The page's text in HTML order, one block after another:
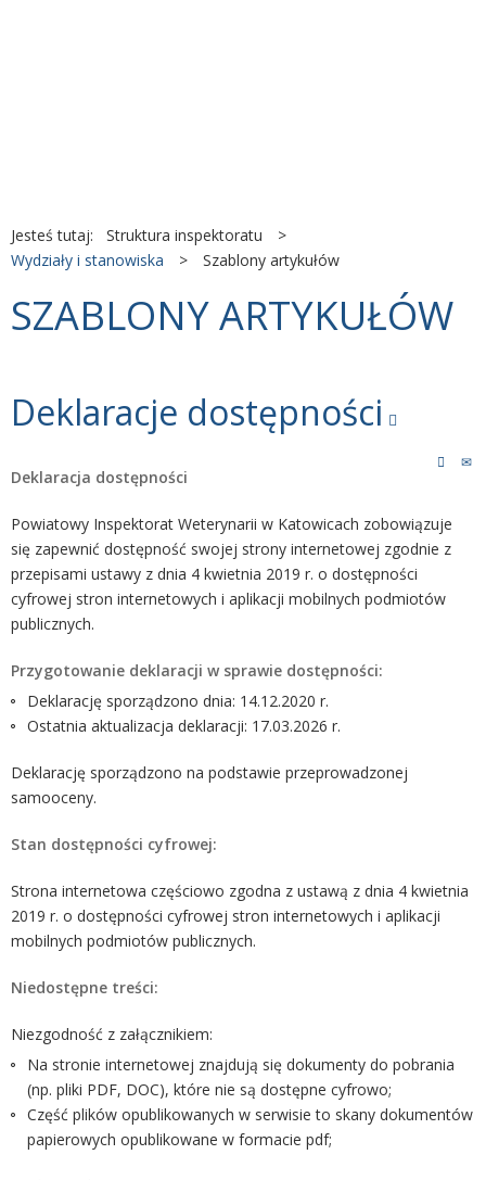
Jesteś tutaj: Struktura inspektoratu
>
Wydziały i stanowiska
> Szablony artykułów
SZABLONY ARTYKUŁÓW
Deklaracje dostępności
Deklaracja dostępności
Powiatowy Inspektorat Weterynarii w Katowicach zobowiązuje
się zapewnić dostępność swojej strony internetowej zgodnie z
przepisami ustawy z dnia 4 kwietnia 2019 r. o dostępności
cyfrowej stron internetowych i aplikacji mobilnych podmiotów
publicznych.
Przygotowanie deklaracji w sprawie dostępności:
Deklarację sporządzono dnia: 14.12.2020 r.
Ostatnia aktualizacja deklaracji: 17.03.2026 r.
Deklarację sporządzono na podstawie przeprowadzonej
samooceny.
Stan dostępności cyfrowej:
Strona internetowa częściowo zgodna z ustawą z dnia 4 kwietnia
2019 r. o dostępności cyfrowej stron internetowych i aplikacji
mobilnych podmiotów publicznych.
Niedostępne treści:
Niezgodność z załącznikiem:
Na stronie internetowej znajdują się dokumenty do pobrania
(np. pliki PDF, DOC), które nie są dostępne cyfrowo;
Część plików opublikowanych w serwisie to skany dokumentów
papierowych opublikowane w formacie pdf;